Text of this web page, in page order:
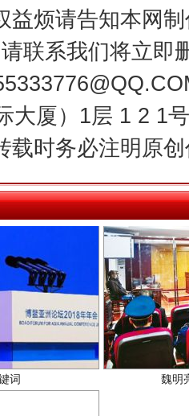
益烦请告知本网
联系我们将立即
大厦）1层 1 2 1
载时务必注明原
局
词 魏